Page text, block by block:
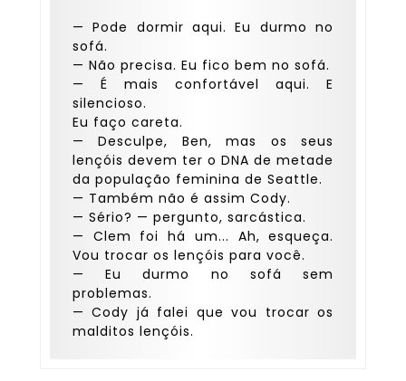
— Pode dormir aqui. Eu durmo no
sofá.
— Não precisa. Eu fico bem no sofá.
— É mais confortável aqui. E
silencioso.
Eu faço careta.
— Desculpe, Ben, mas os seus
lençóis devem ter o DNA de metade
da população feminina de Seattle.
— Também não é assim Cody.
— Sério? — pergunto, sarcástica.
— Clem foi há um... Ah, esqueça.
Vou trocar os lençóis para você.
— Eu durmo no sofá sem
problemas.
— Cody já falei que vou trocar os
malditos lençóis.